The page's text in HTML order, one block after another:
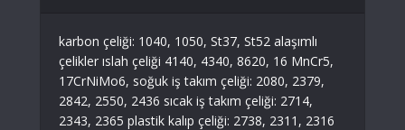
karbon çeliği: 1040, 1050, St37, St52 alaşımlı
çelikler ıslah çeliği 4140, 4340, 8620, 16 MnCr5,
17CrNiMo6, soğuk iş takım çeliği: 2080, 2379,
2842, 2550, 2436 sıcak iş takım çeliği: 2714,
2343, 2365 plastik kalıp çeliği: 2738, 2311, 2316